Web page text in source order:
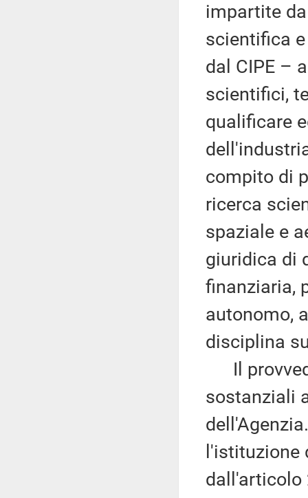
impartite
scientifica
dal CIPE –
scientifici,
qualificare
compito di
ricerca
spaziale e
giuridica di
finanziaria,
autonomo,
disciplina
Il
sostanziali
dall'articolo